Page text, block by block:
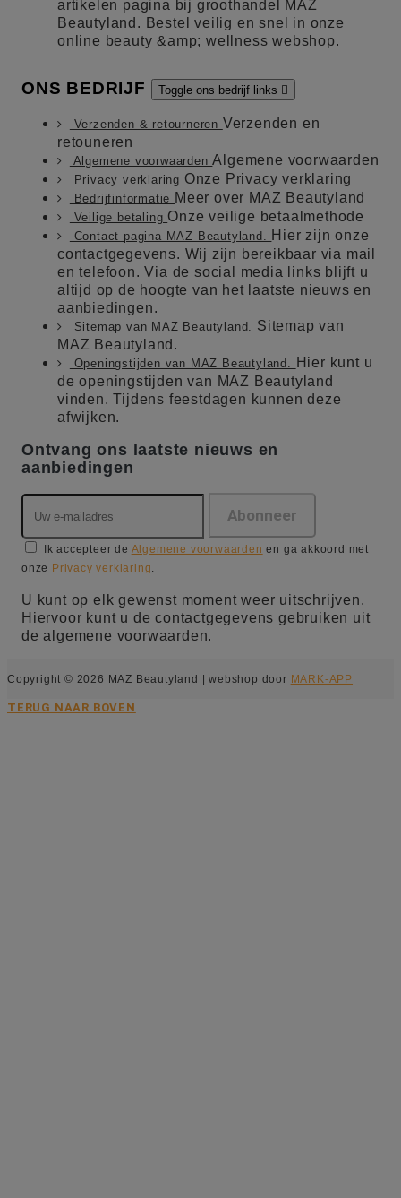
artikelen pagina bij groothandel MAZ
Beautyland. Bestel veilig en snel in onze
online beauty &amp; wellness webshop.
ONS BEDRIJF Toggle ons bedrijf links 
Verzenden & retourneren Verzenden en
retouneren
Algemene voorwaardenAlgemene voorwaarden
Privacy verklaring Onze Privacy verklaring
Bedrijfinformatie Meer over MAZ Beautyland
Veilige betaling Onze veilige betaalmethode
Contact pagina MAZ Beautyland.
Hier zijn onze
contactgegevens. Wij zijn bereikbaar via mail
en telefoon. Via de social media links blijft u
altijd op de hoogte van het laatste nieuws en
aanbiedingen.
Sitemap van MAZ Beautyland. Sitemap van
MAZ Beautyland.
Openingstijden van MAZ Beautyland.
Hier kunt u
de openingstijden van MAZ Beautyland
vinden. Tijdens feestdagen kunnen deze
afwijken.
Ontvang ons laatste nieuws en
aanbiedingen
Ik accepteer de Algemene voorwaarden en ga akkoord met
onze Privacy verklaring.
U kunt op elk gewenst moment weer uitschrijven.
Hiervoor kunt u de contactgegevens gebruiken uit
de algemene voorwaarden.
Copyright © 2026 MAZ Beautyland | webshop door MARK-APP
TERUG NAAR BOVEN